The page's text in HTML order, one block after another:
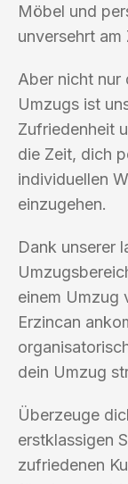
Möbel und
unversehrt am
Aber nicht nur
Umzugs ist
Zufriedenheit
die Zeit, dich
individuellen
einzugehen.
Dank unserer
einem Umzug
Erzincan
dein Umzug
Überzeuge
erstklassigen
zufriedenen